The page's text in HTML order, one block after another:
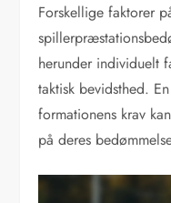
Forskellige faktorer
herunder individuelt
taktisk bevidsthed.
formationens krav
på deres